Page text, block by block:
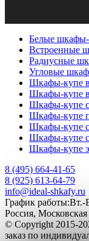
Белые
Встроенные
Радиусные
Угловые
Шкафы-купе
Шкафы-купе
Шкафы-купе
Шкафы-купе
Шкафы-купе с
Шкафы-купе
Шкафы-купе
8 (495) 664-41-65
8 (925) 613-64-79
info@ideal-shkafy.ru
График работы:Вт.-
Россия,
© Copyright 2015-
заказ по